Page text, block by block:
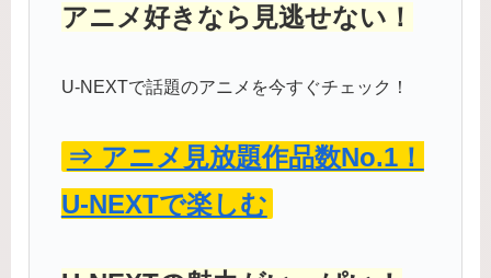
アニメ好きなら見逃せない！
U-NEXTで話題のアニメを今すぐチェック！
⇒ アニメ見放題作品数No.1！
U-NEXTで楽しむ